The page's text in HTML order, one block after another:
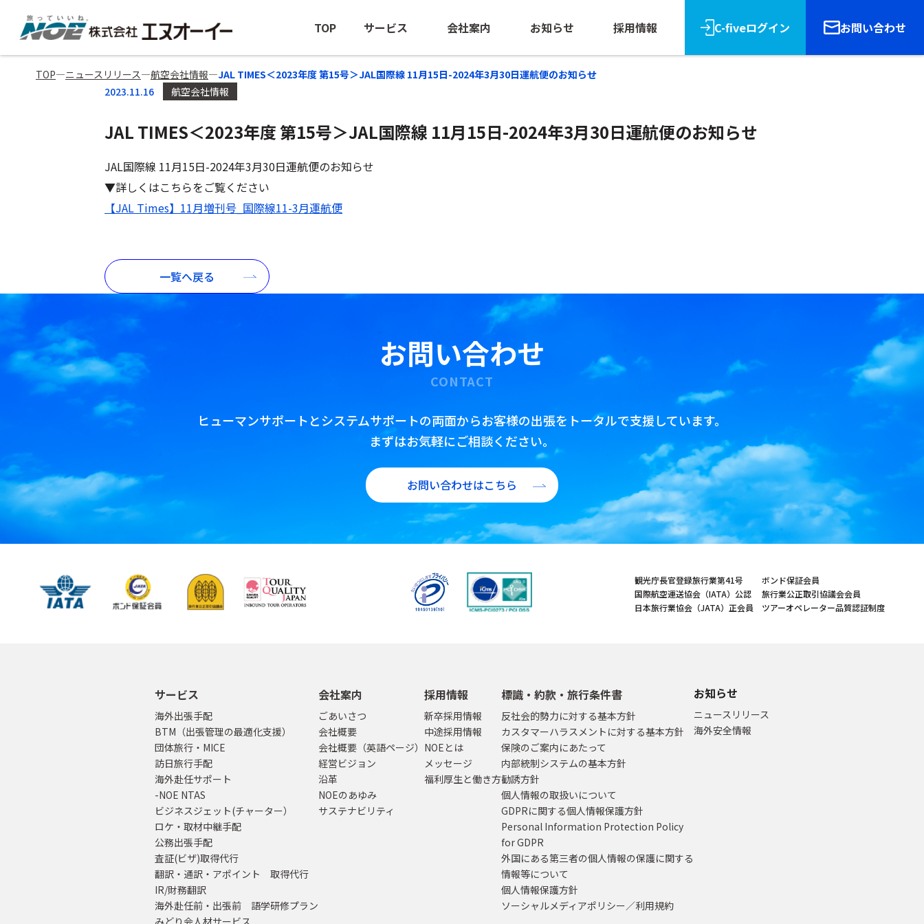
TOP サービス
海外出張手配
査証(ビザ)取得代行
翻訳・通訳・アポイント取得代行
海外赴任前・出張前 語学研修プラン
会社案内
ごあいさつ
お知らせ
ニュースリリース
採用情報 C-fiveログイン お問い合わせ
TOP―ニュースリリース―航空会社情報―JAL TIMES＜2023年度 第15号＞JAL国際線 11月15日-2024年3月30日運航便のお知らせ
2023.11.16
航空会社情報
JAL TIMES＜2023年度 第15号＞JAL国際線 11月15日-2024年3月30日運航便のお知らせ
JAL国際線 11月15日-2024年3月30日運航便のお知らせ
▼詳しくはこちらをご覧ください
【JAL Times】11月増刊号_国際線11-3月運航便
一覧へ戻る
お問い合わせ
CONTACT
ヒューマンサポートとシステムサポートの両面からお客様の出張をトータルで支援しています。
まずはお気軽にご相談ください。
お問い合わせはこちら
観光庁長官登録旅行業第41号
国際航空運送協会（IATA）公認
日本旅行業協会（JATA）正会員
ボンド保証会員
旅行業公正取引協議会会員
ツアーオペレーター品質認証制度
サービス
海外出張手配
BTM（出張管理の最適化支援）
団体旅行・MICE
訪日旅行手配
海外赴任サポート
-NOE NTAS
ビジネスジェット(チャーター）
ロケ・取材中継手配
公務出張手配
査証(ビザ)取得代行
翻訳・通訳・アポイント 取得代行
IR/財務翻訳
海外赴任前・出張前 語学研修プラン
みどり会人材サービス
会社案内
ごあいさつ
会社概要
会社概要（英語ページ）
経営ビジョン
沿革
NOEのあゆみ
サステナビリティ
採用情報
新卒採用情報
中途採用情報
NOEとは
メッセージ
福利厚生と働き方
標識・約款・旅行条件書
反社会的勢力に対する基本方針
カスタマーハラスメントに対する基本方針
保険のご案内にあたって
内部統制システムの基本方針
勧誘方針
個人情報の取扱いについて
GDPRに関する個人情報保護方針
Personal Information Protection Policy
for GDPR
外国にある第三者の個人情報の保護に関する
情報等について
個人情報保護方針
ソーシャルメディアポリシー／利用規約
お知らせ
ニュースリリース
海外安全情報